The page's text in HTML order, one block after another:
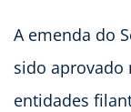
A emenda do
sido aprovado
entidades